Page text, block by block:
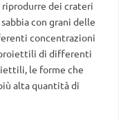
riprodurre dei crateri
con grani delle
concentrazioni
proiettili di differenti
le forme che
alta quantità di